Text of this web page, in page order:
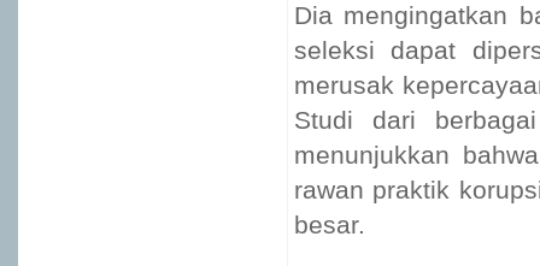
Dia mengingatkan
seleksi dapat
merusak
Studi dari
menunjukkan
rawan praktik
besar.